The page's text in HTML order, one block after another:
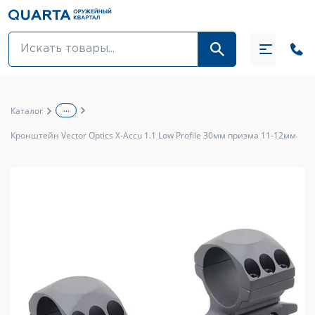
Оптовикам
Обувь
Каталог ...
Кронштейн Vector Optics X-Accu 1.1 Low Profile 30мм призма 11-12мм